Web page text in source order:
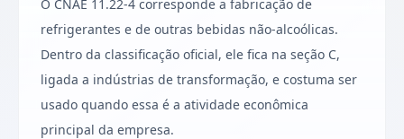
O CNAE 11.22-4 corresponde a fabricação de
refrigerantes e de outras bebidas não-alcoólicas.
Dentro da classificação oficial, ele fica na seção C,
ligada a indústrias de transformação, e costuma ser
usado quando essa é a atividade econômica
principal da empresa.